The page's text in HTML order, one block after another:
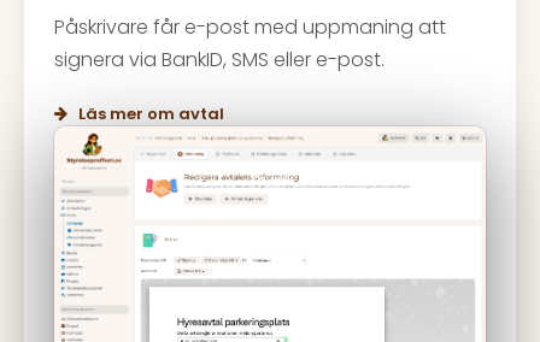
Påskrivare får e-post med uppmaning att
signera via BankID, SMS eller e-post.
Läs mer om avtal